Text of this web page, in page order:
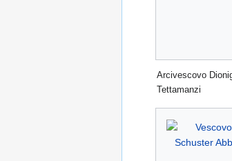
Arcivescovo
Tettamanzi